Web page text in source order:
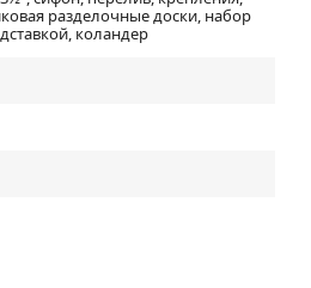
разделочные доски, набор
коландер